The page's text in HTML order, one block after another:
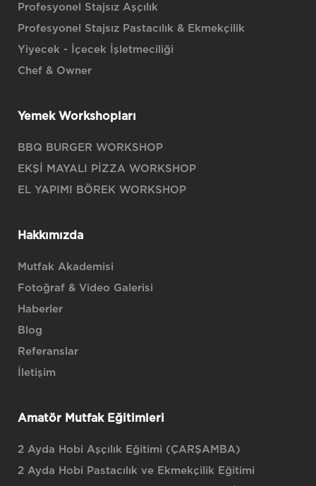
Profesyonel Stajsız Aşçılık
Profesyonel Stajsız Pastacılık & Ekmekçilik
Yiyecek - İçecek İşletmeciliği
Chef & Owner
Yemek Workshopları
BBQ BURGER WORKSHOP
EKŞİ MAYALI PİZZA WORKSHOP
EL YAPIMI BÖREK WORKSHOP
Hakkımızda
Mutfak Akademisi
Fotoğraf & Video Galerisi
Haberler
Blog
Referanslar
İletişim
Amatör Mutfak Eğitimleri
2 Ayda Hobi Aşçılık Eğitimi (ÇARŞAMBA)
2 Ayda Hobi Pastacılık ve Ekmekçilik Eğitimi